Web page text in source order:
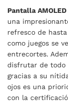
Pantalla AMOLED
una
refresco de
como juegos se
entrecortes.
disfrutar de todo
gracias a su
ojos es una
con la